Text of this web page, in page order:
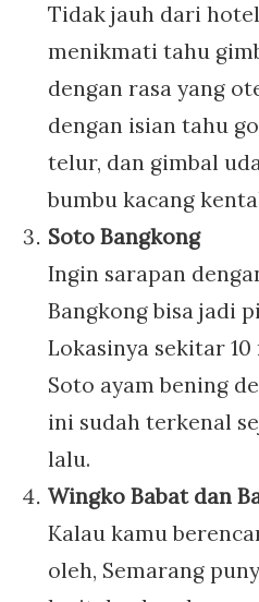
Tidak jauh dari
menikmati tahu
dengan rasa yang
dengan isian tahu
telur, dan gimbal
bumbu kacang
Soto Bangkong
Ingin sarapan
Bangkong bisa jadi
Lokasinya sekitar
Soto ayam bening
ini sudah terkenal
lalu.
Wingko Babat dan
Kalau kamu
oleh, Semarang